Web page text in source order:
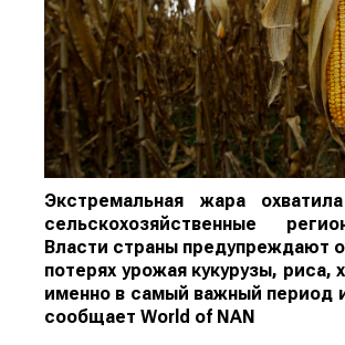
Экстремальная жара
сельскохозяйственные
Власти страны предупреждают
потерях урожая кукурузы, риса,
именно в самый важный период
сообщает World of NAN